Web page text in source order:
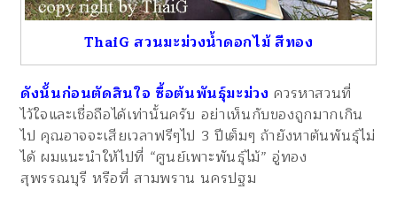
ThaiG สวนมะม่วงน้ำดอกไม้ สีทอง
ดังนั้นก่อนตัดสินใจ ซื้อต้นพันธุ์มะม่วง ควรหาสวนที่
ไว้ใจและเชื่อถือได้เท่านั้นครับ อย่าเห็นกับของถูกมากเกิน
ไป คุณอาจจะเสียเวลาฟรีๆไป 3 ปีเต็มๆ ถ้ายังหาต้นพันธุ์ไม่
ได้ ผมแนะนำให้ไปที่ “ศูนย์เพาะพันธุ์ไม้” อู่ทอง
สุพรรณบุรี หรือที่ สามพราน นครปฐม